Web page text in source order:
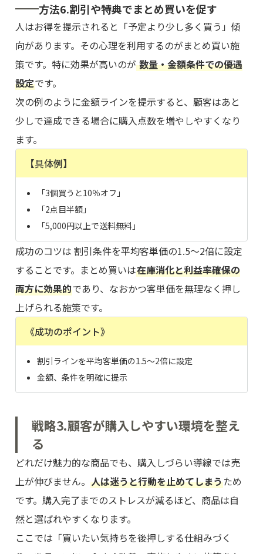
方法6.割引や特典でまとめ買いを促す
人はお得を提示されると「予定より少し多く買う」傾
向があります。その心理を利用するのがまとめ買い施
策です。特に効果が高いのが数量・金額条件での優遇
設定です。
次の例のように金額ラインを提示すると、顧客はあと
少しで達成できる場合に購入点数を増やしやすくなり
ます。
【具体例】
「3個買うと10％オフ」
「2点目半額」
「5,000円以上で送料無料」
成功のコツは 割引条件を平均客単価の1.5〜2倍に設定
することです。まとめ買いは在庫消化と利益率確保の
両方に効果的であり、なおかつ客単価を無理なく押し
上げられる施策です。
《成功のポイント》
割引ラインを平均客単価の1.5〜2倍に設定
金額、条件を明確に提示
戦略3.顧客が購入しやすい環境を整え
る
どれだけ魅力的な商品でも、購入しづらい導線では売
上が伸びません。人は迷うと行動を止めてしまうため
です。購入完了までのストレスが減るほど、商品は自
然と選ばれやすくなります。
ここでは「買いたい気持ちを後押しする仕組みづく